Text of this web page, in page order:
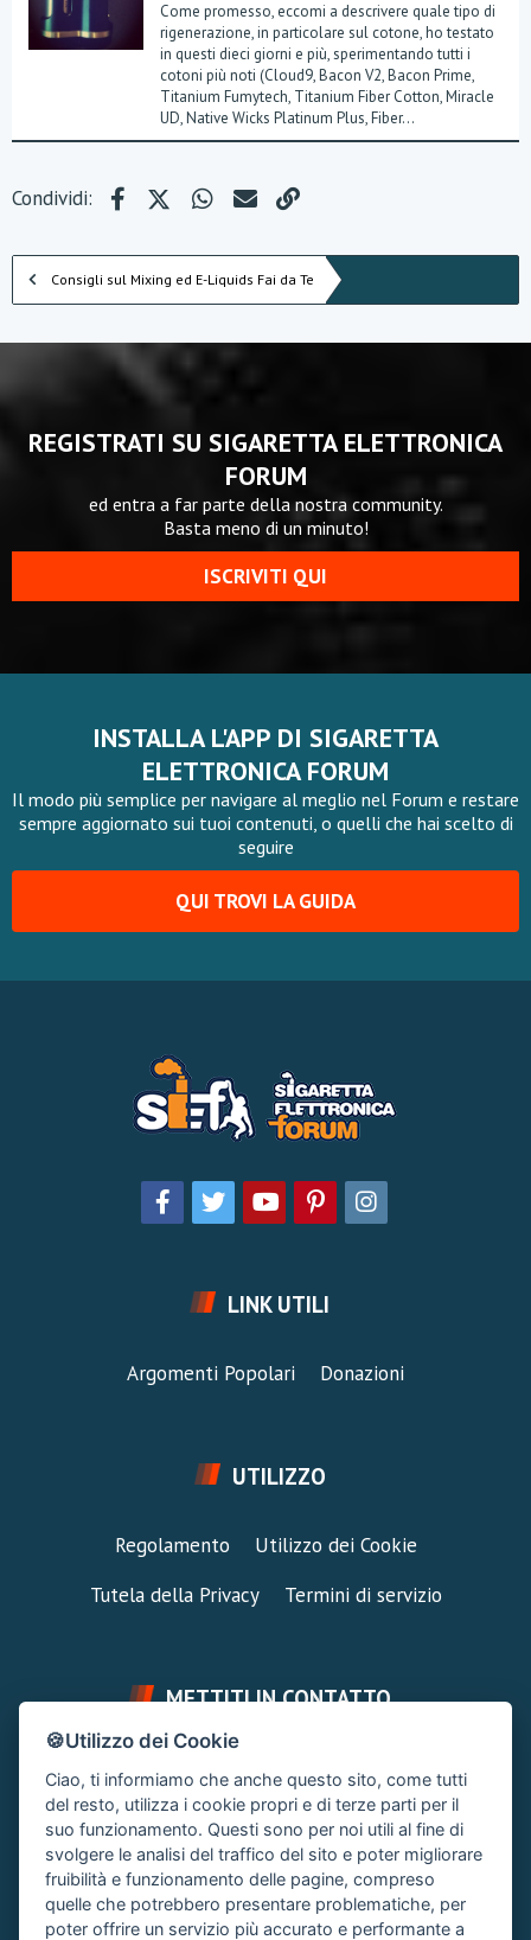
Come promesso, eccomi a descrivere quale tipo di
rigenerazione, in particolare sul cotone, ho testato
in questi dieci giorni e più, sperimentando tutti i
cotoni più noti (Cloud9, Bacon V2, Bacon Prime,
Titanium Fumytech, Titanium Fiber Cotton, Miracle
UD, Native Wicks Platinum Plus, Fiber...
Condividi: FacebookX (Twitter)WhatsApp
e-mail
Consigli sul Mixing ed E-Liquids Fai da Te
REGISTRATI SU SIGARETTA ELETTRONICA
FORUM
ed entra a far parte della nostra community.
Basta meno di un minuto!
ISCRIVITI QUI
INSTALLA L'APP DI SIGARETTA
ELETTRONICA FORUM
Il modo più semplice per navigare al meglio nel Forum e restare
sempre aggiornato sui tuoi contenuti, o quelli che hai scelto di
seguire
QUI TROVI LA GUIDA
LINK UTILI
Argomenti Popolari Donazioni
UTILIZZO
Regolamento
Utilizzo dei Cookie
Tutela della Privacy
Termini di servizio
METTITI IN CONTATTO
FAI UNA DOMANDA
Chiedi un Consiglio
Area Ticket
CONTATTA L'AMMINISTRAZIONE
Clicca quì
🍪Utilizzo dei Cookie
Ciao, ti informiamo che anche questo sito, come tutti
del resto, utilizza i cookie propri e di terze parti per il
suo funzionamento. Questi sono per noi utili al fine di
svolgere le analisi del traffico del sito e poter migliorare
fruibilità e funzionamento delle pagine, compreso
quelle che potrebbero presentare problematiche, per
poter offrire un servizio più accurato e performante a